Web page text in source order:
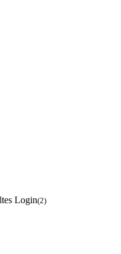
Login(2)